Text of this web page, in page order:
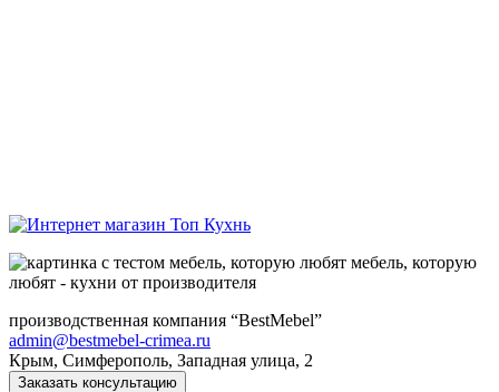
мебель, которую
любят - кухни от производителя
производственная компания “BestMebel”
admin@bestmebel-crimea.ru
Крым, Симферополь, Западная улица, 2
Заказать консультацию